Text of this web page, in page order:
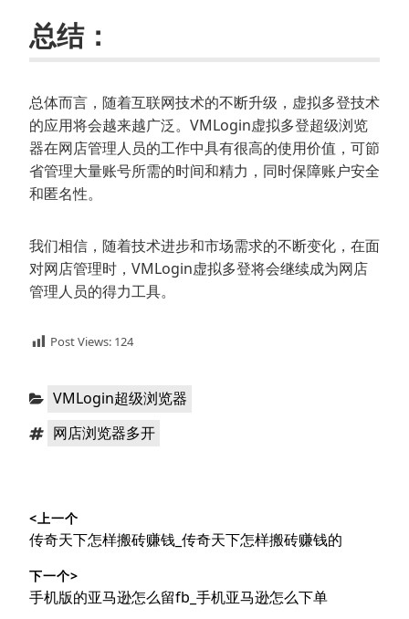
总结：
总体而言，随着互联网技术的不断升级，虚拟多登技术
的应用将会越来越广泛。VMLogin虚拟多登超级浏览
器在网店管理人员的工作中具有很高的使用价值，可節
省管理大量账号所需的时间和精力，同时保障账户安全
和匿名性。
我们相信，随着技术进步和市场需求的不断变化，在面
对网店管理时，VMLogin虚拟多登将会继续成为网店
管理人员的得力工具。
Post Views: 124
分 VMLogin超级浏览器
标 网店浏览器多开
章
导
航
<上一个
上
文
章：
传奇天下怎样搬砖赚钱_传奇天下怎样搬砖赚钱的
下一个>
下
手机版的亚马逊怎么留fb_手机亚马逊怎么下单